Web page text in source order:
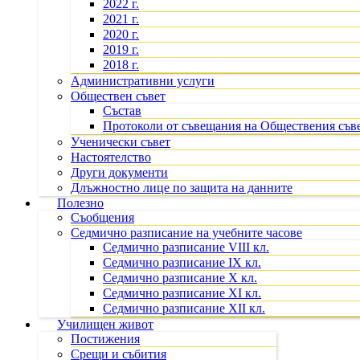
2022 г.
2021 г.
2020 г.
2019 г.
2018 г.
Административни услуги
Обществен съвет
Състав
Протоколи от съвещания на Обществения
Ученически съвет
Настоятелство
Други документи
Длъжностно лице по защита на данните
Полезно
Съобщения
Седмично разписание на учебните часове
Седмично разписание VIII кл.
Седмично разписание IX кл.
Седмично разписание X кл.
Седмично разписание XI кл.
Седмично разписание XII кл.
Училищен живот
Постижения
Срещи и събития